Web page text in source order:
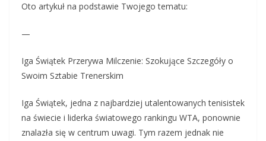
Oto artykuł na podstawie Twojego tematu:
—
Iga Świątek Przerywa Milczenie: Szokujące Szczegóły o
Swoim Sztabie Trenerskim
Iga Świątek, jedna z najbardziej utalentowanych tenisistek
na świecie i liderka światowego rankingu WTA, ponownie
znalazła się w centrum uwagi. Tym razem jednak nie